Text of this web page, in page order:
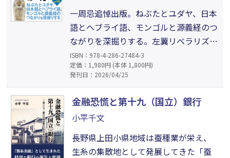
一周忌追悼出版。ねぶたとユダヤ、日本
語とヘブライ語、モンゴルと源義経のつ
ながりを深掘りする。左翼リベラリズム
と戦い、ねぶたはユダヤの祭りと喝破
し、神道・祭り・芸術関係等の500語は
ヘブライ語起源だと明かす。モンゴルの
地で改めて「義経＝チンギス・ハーン
説」を論じる。著者と近しかった研究者
が著者の業績・功績をまとめた解説も収
録。
ISBN：978-4-286-27484-3
定価：1,980円 (本体 1,800円)
発刊日：2026/04/25
金融恐慌と第十九（国立）銀行
小平千文
長野県上田小県地域は蚕種業が栄え、
生糸の集散地として発展してきた「蚕